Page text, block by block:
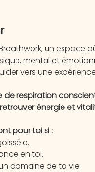
un espace
mental et
vers une
de respiration
énergie et
pour toi si :
en toi.
domaine de ta vie.